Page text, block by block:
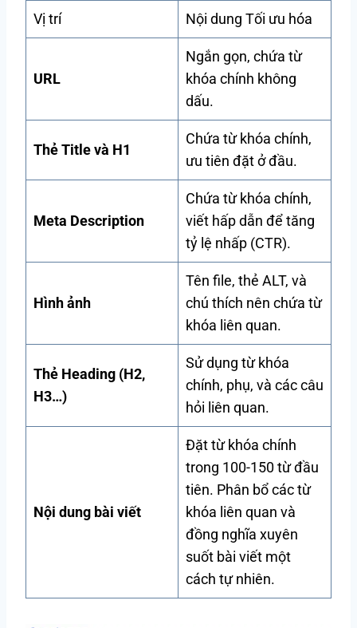
Vị trí Nội dung Tối ưu hóa
URL
Ngắn gọn, chứa từ
khóa chính không
dấu.
Thẻ Title và H1
Chứa từ khóa chính,
ưu tiên đặt ở đầu.
Meta Description
Chứa từ khóa chính,
viết hấp dẫn để tăng
tỷ lệ nhấp (CTR).
Hình ảnh
Tên file, thẻ ALT, và
chú thích nên chứa từ
khóa liên quan.
Thẻ Heading (H2,
H3…)
Sử dụng từ khóa
chính, phụ, và các câu
hỏi liên quan.
Nội dung bài viết
Đặt từ khóa chính
trong 100-150 từ đầu
tiên. Phân bổ các từ
khóa liên quan và
đồng nghĩa xuyên
suốt bài viết một
cách tự nhiên.